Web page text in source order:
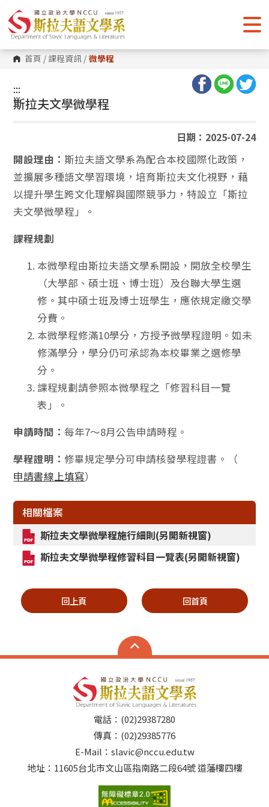
到
主
要
內
容
區 首頁 / 課程資訊 / 微學程
:::
:::
斯拉夫文學微學程
日期：2025-07-24
開設理由： 斯拉夫語文學系為配合本校國際化政策，
並擴展多種語文學習環境，培育斯拉夫文化視野，藉
以提升學生跨文化理解與國際競爭力，特設立「斯拉
夫文學微學程」。
課程規劃
本微學程由斯拉夫語文學系開設，開放全校學生
（大學部、碩士班、博士班）及台聯大學生選
修。其中碩士班及博士班學生，應依規定繳交學
分費。
本微學程修滿10學分，方授予微學程證明。如未
修滿學分，學分仍可承認為本校畢業之選修學
分。
課程規劃請參照本微學程之「修習科目一覽
表」。
申請時間：每年7～8月公告申請時程。
學程證明：修畢規定學分可申請核發學程證書。（
申請書線上填寫）
相關檔案
斯拉夫文學微學程施行細則(另開新視窗)
斯拉夫文學微學程修習科目一覽表(另開新視窗)
回上頁 回首頁
電話：(02)29387280
傳真：(02)29385776
E-Mail：slavic@nccu.edu.tw
地址：11605台北市文山區指南路二段64號 道藩樓四樓